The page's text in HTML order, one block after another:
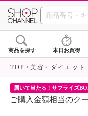
商品を探す 本日お買得
TOP 美容・ダイエット
たる！サプライズBOXキャンペ
金額相当のクーポンを